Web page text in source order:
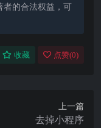
者的合法权益，可
收藏 点赞(0)
上一篇
去掉小程序